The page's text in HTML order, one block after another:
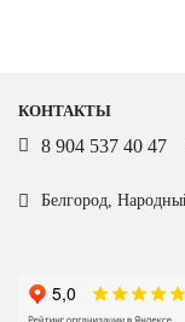
КОНТАКТЫ
8 904 537 40 47
Белгород,